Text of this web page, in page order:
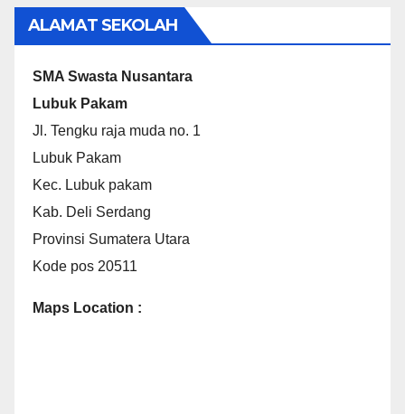
ALAMAT SEKOLAH
SMA Swasta Nusantara
Lubuk Pakam
Jl. Tengku raja muda no. 1
Lubuk Pakam
Kec. Lubuk pakam
Kab. Deli Serdang
Provinsi Sumatera Utara
Kode pos 20511
Maps Location :